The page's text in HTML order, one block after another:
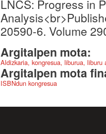
LNCS: Progress in
20590-6. Volume
Argitalpen mota:
Aldizkaria, kongresua, liburua,
Argitalpen mota
ISBNdun kongresua